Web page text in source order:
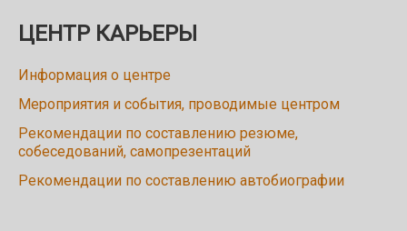
ЦЕНТР КАРЬЕРЫ
Информация о центре
Мероприятия и события, проводимые центром
Рекомендации по составлению резюме,
собеседований, самопрезентаций
Рекомендации по составлению автобиографии